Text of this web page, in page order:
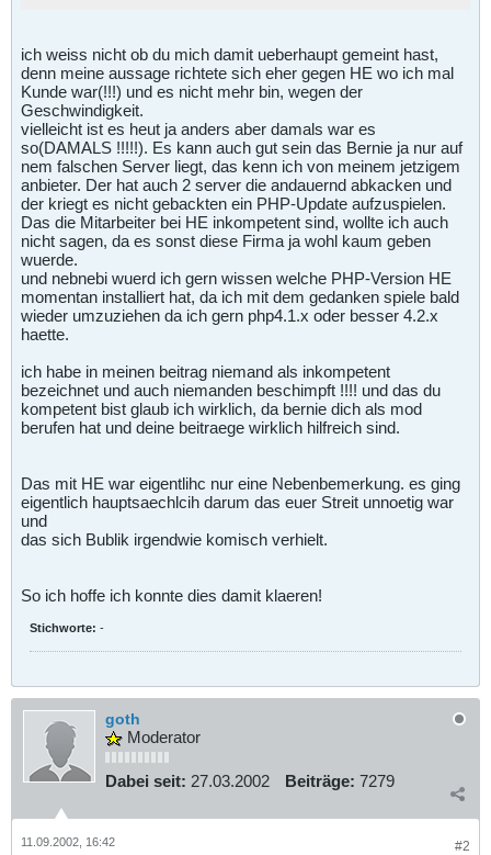
ich weiss nicht ob du mich damit ueberhaupt gemeint hast,
denn meine aussage richtete sich eher gegen HE wo ich mal
Kunde war(!!!) und es nicht mehr bin, wegen der
Geschwindigkeit.
vielleicht ist es heut ja anders aber damals war es
so(DAMALS !!!!!). Es kann auch gut sein das Bernie ja nur auf
nem falschen Server liegt, das kenn ich von meinem jetzigem
anbieter. Der hat auch 2 server die andauernd abkacken und
der kriegt es nicht gebackten ein PHP-Update aufzuspielen.
Das die Mitarbeiter bei HE inkompetent sind, wollte ich auch
nicht sagen, da es sonst diese Firma ja wohl kaum geben
wuerde.
und nebnebi wuerd ich gern wissen welche PHP-Version HE
momentan installiert hat, da ich mit dem gedanken spiele bald
wieder umzuziehen da ich gern php4.1.x oder besser 4.2.x
haette.
ich habe in meinen beitrag niemand als inkompetent
bezeichnet und auch niemanden beschimpft !!!! und das du
kompetent bist glaub ich wirklich, da bernie dich als mod
berufen hat und deine beitraege wirklich hilfreich sind.
Das mit HE war eigentlihc nur eine Nebenbemerkung. es ging
eigentlich hauptsaechlcih darum das euer Streit unnoetig war
und
das sich Bublik irgendwie komisch verhielt.
So ich hoffe ich konnte dies damit klaeren!
Stichworte: -
goth
Moderator
Dabei seit: 27.03.2002 Beiträge: 7279
#2
11.09.2002, 16:42